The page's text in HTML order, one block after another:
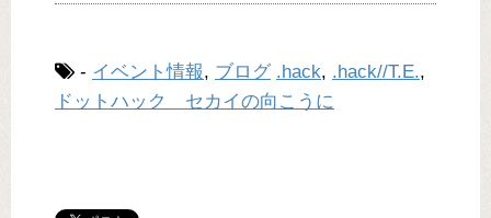
- イベント情報, ブログ .hack, .hack//T.E.,
ドットハック セカイの向こうに